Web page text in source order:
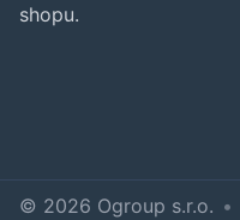
shopu.
© 2026 Ogroup s.r.o. •